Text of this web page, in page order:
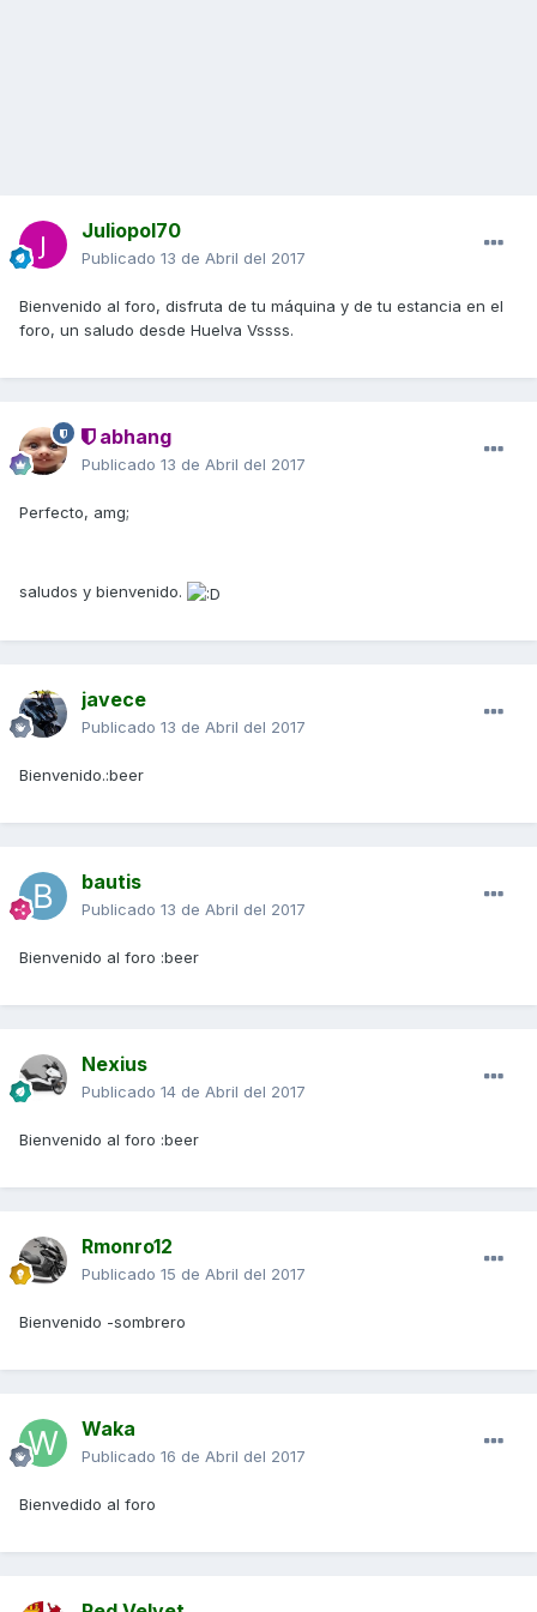
Juliopol70
Publicado 13 de Abril del 2017
Bienvenido al foro, disfruta de tu máquina y de tu estancia en el
foro, un saludo desde Huelva Vssss.
abhang
Publicado 13 de Abril del 2017
Perfecto, amg;
saludos y bienvenido.
javece
Publicado 13 de Abril del 2017
Bienvenido.:beer
bautis
Publicado 13 de Abril del 2017
Bienvenido al foro :beer
Nexius
Publicado 14 de Abril del 2017
Bienvenido al foro :beer
Rmonro12
Publicado 15 de Abril del 2017
Bienvenido -sombrero
Waka
Publicado 16 de Abril del 2017
Bienvedido al foro